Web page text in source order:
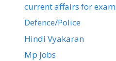
current affairs for exam
Defence/Police
Hindi Vyakaran
Mp jobs